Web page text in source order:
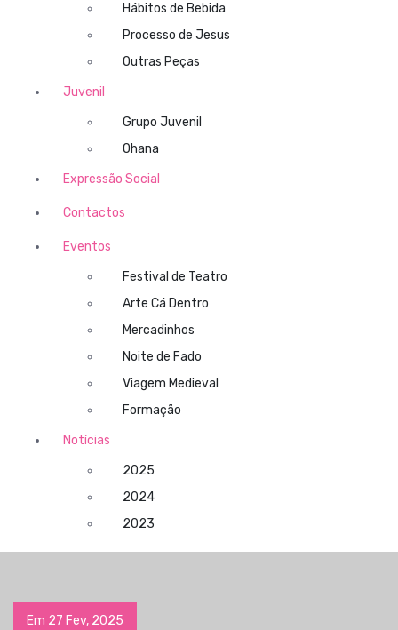
Hábitos de Bebida
Processo de Jesus
Outras Peças
Juvenil
Grupo Juvenil
Ohana
Expressão Social
Contactos
Eventos
Festival de Teatro
Arte Cá Dentro
Mercadinhos
Noite de Fado
Viagem Medieval
Formação
Notícias
2025
2024
2023
Em 27 Fev, 2025